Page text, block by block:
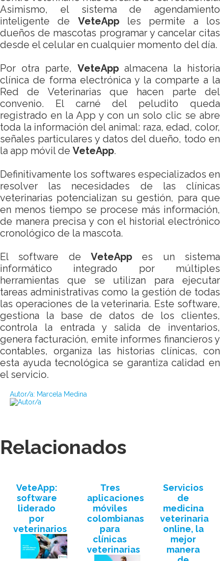
Asimismo, el sistema de agendamiento
inteligente de VeteApples permite a los
dueños de mascotas programar y cancelar citas
desde el celular en cualquier momento del día.
Por otra parte, VeteAppalmacena la historia
clínica de forma electrónica y la comparte a la
Red de Veterinarias que hacen parte del
convenio. El carné del peludito queda
registrado en la App y con un solo clic se abre
toda la información del animal: raza, edad, color,
señales particulares y datos del dueño, todo en
la app móvil de VeteApp.
Definitivamente los softwares especializados en
resolver las necesidades de las clínicas
veterinarias potencializan su gestión, para que
en menos tiempo se procese más información,
de manera precisa y con el historial electrónico
cronológico de la mascota.
El software de VeteApp es un sistema
informático integrado por múltiples
herramientas que se utilizan para ejecutar
tareas administrativas como la gestión de todas
las operaciones de la veterinaria. Este software,
gestiona la base de datos de los clientes,
controla la entrada y salida de inventarios,
genera facturación, emite informes financieros y
contables, organiza las historias clínicas, con
esta ayuda tecnológica se garantiza calidad en
el servicio.
Autor/a: Marcela Medina
Relacionados
VeteApp:
software
liderado
por
veterinarios
Tres
aplicaciones
móviles
colombianas
para
clínicas
veterinarias
Servicios
de
medicina
veterinaria
online, la
mejor
manera